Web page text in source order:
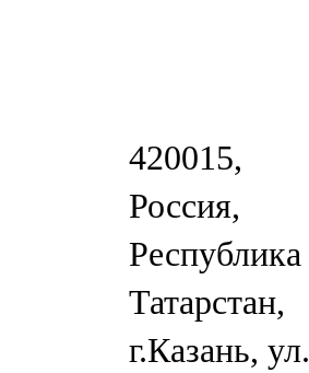
420015,
Россия,
Республика
Татарстан,
г.Казань, ул.